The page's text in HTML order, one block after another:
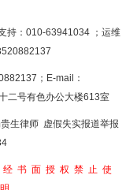
持：010-63941034 ；运维
；E-mail：
二号有色办公大楼613室
生律师 虚假失实报道举报
书面授权禁止使